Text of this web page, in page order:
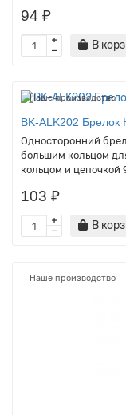
94 ₽
В
Наше производство
BK-ALK202 Брелок
Односторонний
большим кольцом
кольцом и цепочкой
103 ₽
В
Наше производство